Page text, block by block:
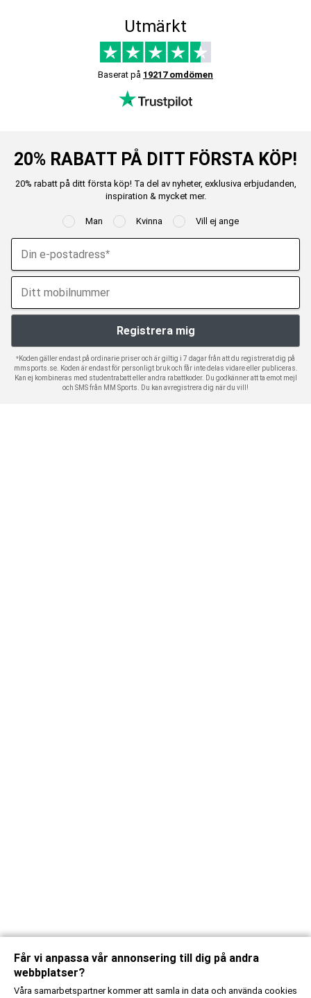
Utmärkt
Baserat på 19217 omdömen
20% RABATT PÅ DITT FÖRSTA KÖP!
20% rabatt på ditt första köp! Ta del av nyheter, exklusiva erbjudanden,
inspiration & mycket mer.
Man Kvinna Vill ej ange
*Koden gäller endast på ordinarie priser och är giltig i 7 dagar från att du registrerat dig på
mmsports.se. Koden är endast för personligt bruk och får inte delas vidare eller publiceras.
Kan ej kombineras med studentrabatt eller andra rabattkoder. Du godkänner att ta emot mejl
och SMS från MM Sports. Du kan avregistrera dig när du vill!
Får vi anpassa vår annonsering till dig på andra
webbplatser?
Våra samarbetspartner kommer att samla in data och använda cookies